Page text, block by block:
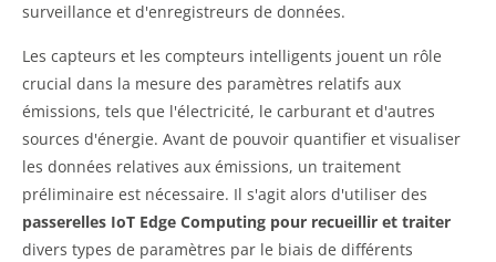
surveillance et d'enregistreurs de données.
Les capteurs et les compteurs intelligents jouent un rôle
crucial dans la mesure des paramètres relatifs aux
émissions, tels que l'électricité, le carburant et d'autres
sources d'énergie. Avant de pouvoir quantifier et visualiser
les données relatives aux émissions, un traitement
préliminaire est nécessaire. Il s'agit alors d'utiliser des
passerelles IoT Edge Computing pour recueillir et traiter
divers types de paramètres par le biais de différents